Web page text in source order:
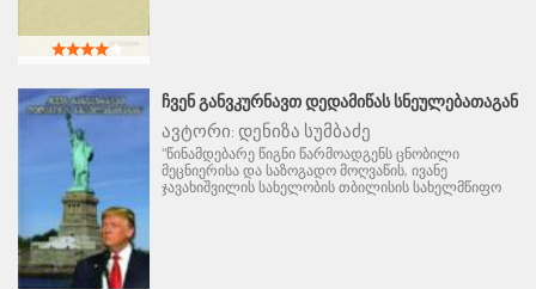
ᲩᲕᲔᲜ ᲒᲐᲜᲕᲙᲣᲠᲜᲐᲕᲗ ᲓᲔᲓᲐᲛᲘᲬᲐᲡ ᲡᲜᲔᲣᲚᲔᲑᲐᲗᲐᲒᲐᲜ
ავტორი: დენიზა სუმბაძე
"წინამდებარე წიგნი წარმოადგენს ცნობილი
მეცნიერისა და საზოგადო მოღვაწის, ივანე
ჯავახიშვილის სახელობის თბილისის სახელმწიფო